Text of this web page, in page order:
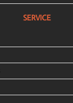
SERVICE